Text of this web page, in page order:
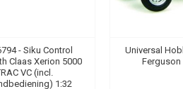
- Siku Control
Claas Xerion 5000
VC (incl.
1:32
Universal
Ferguson